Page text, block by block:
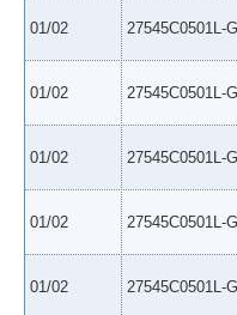
01/02 27545C0501L-
01/02 27545C0501L-
01/02 27545C0501L-
01/02 27545C0501L-
01/02 27545C0501L-